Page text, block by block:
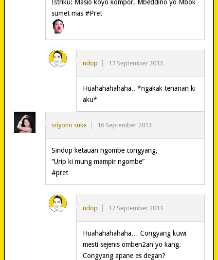
Istriku: Masio koyo kompor, Mbeddino yo Mbok
sumet mas #Pret
ndop 17 September 2013
Huahahahahaha.. *ngakak tenanan ki
aku*
sriyono suke 16 September 2013
Sindop ketauan ngombe congyang,
“Urip ki mung mampir ngombe”
#pret
ndop 17 September 2013
Huahahahahaha… Congyang kuwi
mesti sejenis omben2an yo kang.
Congyang apane es degan?